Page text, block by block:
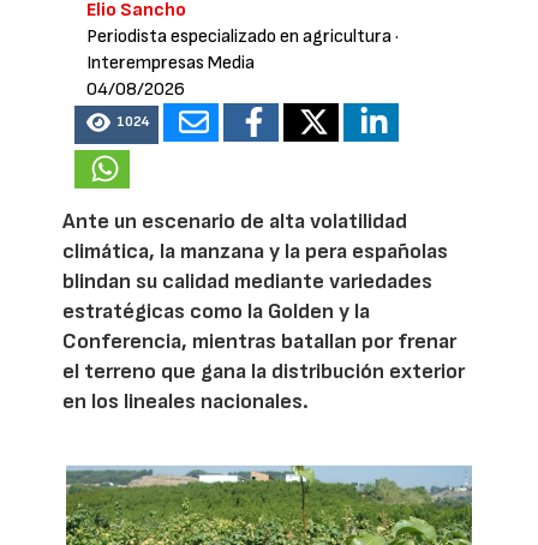
Elio Sancho
Periodista especializado en agricultura·
Interempresas Media
04/08/2026
1024
Ante un escenario de alta volatilidad
climática, la manzana y la pera españolas
blindan su calidad mediante variedades
estratégicas como la Golden y la
Conferencia, mientras batallan por frenar
el terreno que gana la distribución exterior
en los lineales nacionales.